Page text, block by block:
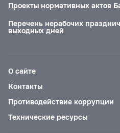
Проекты нормативных актов
Перечень нерабочих
выходных дней
О сайте
Контакты
Противодействие коррупции
Технические ресурсы